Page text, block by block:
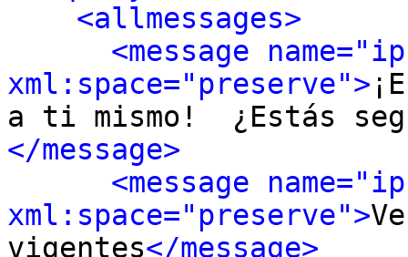
<allmessages>
<message
xml:space="preserve">
a ti mismo!  ¿Estás
</message>
<message
xml:space="preserve">
vigentes</message>